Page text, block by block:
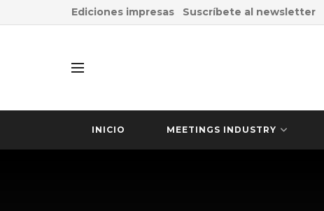
Ediciones impresas Suscríbete al newsletter
INICIO MEETINGS INDUSTRY